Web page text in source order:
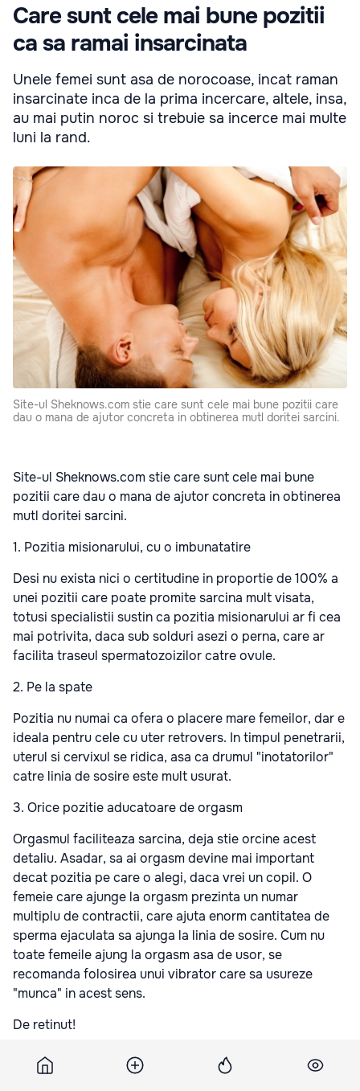
Care sunt cele mai bune pozitii
ca sa ramai insarcinata
Unele femei sunt asa de norocoase, incat raman
insarcinate inca de la prima incercare, altele, insa,
au mai putin noroc si trebuie sa incerce mai multe
luni la rand.
Site-ul Sheknows.com stie care sunt cele mai bune pozitii care
dau o mana de ajutor concreta in obtinerea mutl doritei sarcini.
Site-ul Sheknows.com stie care sunt cele mai bune
pozitii care dau o mana de ajutor concreta in obtinerea
mutl doritei sarcini.
1. Pozitia misionarului, cu o imbunatatire
Desi nu exista nici o certitudine in proportie de 100% a
unei pozitii care poate promite sarcina mult visata,
totusi specialistii sustin ca pozitia misionarului ar fi cea
mai potrivita, daca sub solduri asezi o perna, care ar
facilita traseul spermatozoizilor catre ovule.
2. Pe la spate
Pozitia nu numai ca ofera o placere mare femeilor, dar e
ideala pentru cele cu uter retrovers. In timpul penetrarii,
uterul si cervixul se ridica, asa ca drumul "inotatorilor"
catre linia de sosire este mult usurat.
3. Orice pozitie aducatoare de orgasm
Orgasmul faciliteaza sarcina, deja stie orcine acest
detaliu. Asadar, sa ai orgasm devine mai important
decat pozitia pe care o alegi, daca vrei un copil. O
femeie care ajunge la orgasm prezinta un numar
multiplu de contractii, care ajuta enorm cantitatea de
sperma ejaculata sa ajunga la linia de sosire. Cum nu
toate femeile ajung la orgasm asa de usor, se
recomanda folosirea unui vibrator care sa usureze
"munca" in acest sens.
De retinut!
Daca te lupti sa ramai insarcinata, ai mare grija la tipul
lubrifiantului pe care il folosesti! Unele, mai laes cele de